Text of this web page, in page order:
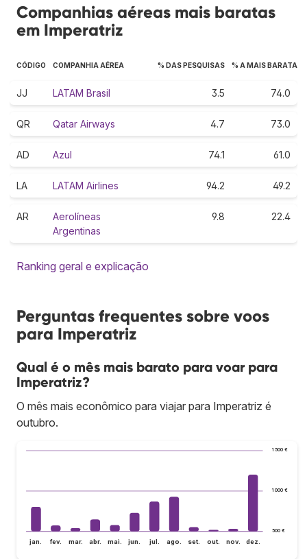
Companhias aéreas mais baratas
em Imperatriz
CÓDIGO COMPANHIA AÉREA % DAS PESQUISAS % A MAIS BARATA
JJ LATAM Brasil 3.5 74.0
QR Qatar Airways 4.7 73.0
AD Azul 74.1 61.0
LA LATAM Airlines 94.2 49.2
AR
Aerolíneas
Argentinas
9.8 22.4
Ranking geral e explicação
Perguntas frequentes sobre voos
para Imperatriz
Qual é o mês mais barato para voar para
Imperatriz?
O mês mais econômico para viajar para Imperatriz é
outubro.
500 €
1 000 €
1 500 €
jan. fev. mar. abr. mai. jun. jul. ago. set. out. nov. dez.